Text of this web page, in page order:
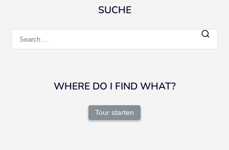
SUCHE
for:
WHERE DO I FIND WHAT?
Tour starten